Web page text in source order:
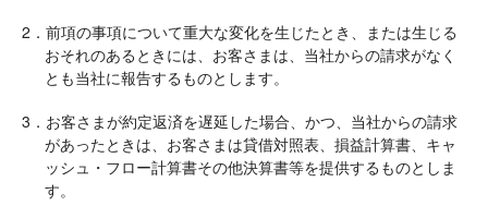
2．前項の事項について重大な変化を生じたとき、または生じる
おそれのあるときには、お客さまは、当社からの請求がなく
とも当社に報告するものとします。
3．お客さまが約定返済を遅延した場合、かつ、当社からの請求
があったときは、お客さまは貸借対照表、損益計算書、キャ
ッシュ・フロー計算書その他決算書等を提供するものとしま
す。